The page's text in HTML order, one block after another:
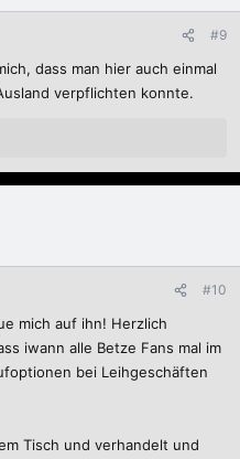
#9
dass man hier auch einmal
verpflichten konnte.
#10
mich auf ihn! Herzlich
iwann alle Betze Fans mal im
bei Leihgeschäften
Tisch und verhandelt und